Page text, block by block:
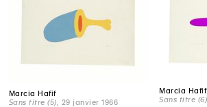
Marcia Hafif
Sans titre (5) , 29 janvier 1966
Marcia Hafif
Sans titre (6)